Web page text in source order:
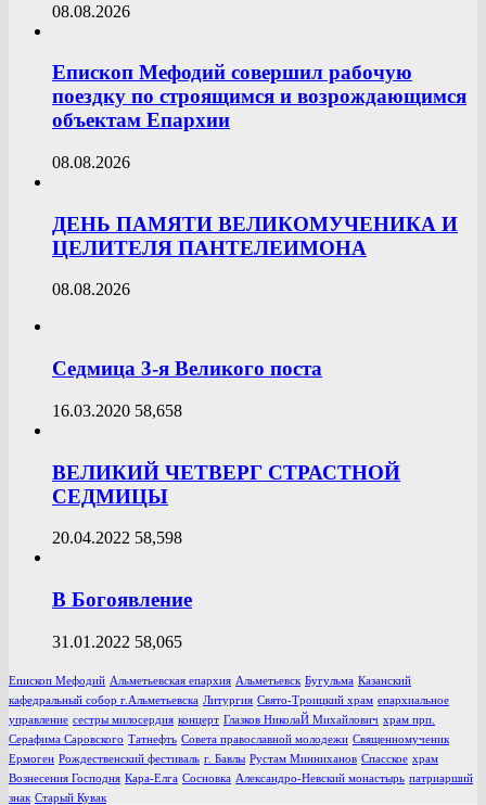
08.08.2026
Епископ Мефодий совершил рабочую
поездку по строящимся и возрождающимся
объектам Епархии
08.08.2026
ДЕНЬ ПАМЯТИ ВЕЛИКОМУЧЕНИКА И
ЦЕЛИТЕЛЯ ПАНТЕЛЕИМОНА
08.08.2026
Седмица 3-я Великого поста
16.03.2020 58,658
ВЕЛИКИЙ ЧЕТВЕРГ СТРАСТНОЙ
СЕДМИЦЫ
20.04.2022 58,598
В Богоявление
31.01.2022 58,065
Епископ Мефодий Альметьевская епархия Альметьевск Бугульма Казанский
кафедральный собор г.Альметьевска Литургия Свято-Троицкий храм епархиальное
управление сестры милосердия концерт Глазков НиколаЙ Михайлович храм прп.
Серафима Саровского Татнефть Совета православной молодежи Священномученик
Ермоген Рождественский фестиваль г. Бавлы Рустам Минниханов Спасское храм
Вознесения Господня Кара-Елга Сосновка Александро-Невский монастырь патриарший
знак Старый Кувак